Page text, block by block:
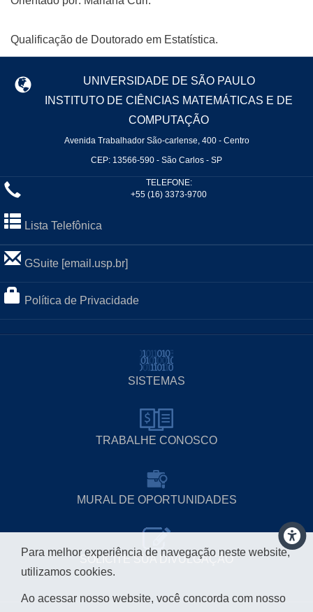
Qualificação de Doutorado em Estatística.
UNIVERSIDADE DE SÃO PAULO
INSTITUTO DE CIÊNCIAS MATEMÁTICAS E DE
COMPUTAÇÃO
Avenida Trabalhador São-carlense, 400 - Centro
CEP: 13566-590 - São Carlos - SP
TELEFONE:
+55 (16) 3373-9700
Lista Telefônica
GSuite [email.usp.br]
Política de Privacidade
SISTEMAS
TRABALHE CONOSCO
MURAL DE OPORTUNIDADES
SOLICITE SUA DIVULGAÇÃO
Para melhor experiência de navegação neste website,
utilizamos cookies.
Ao acessar nosso website, você concorda com nosso